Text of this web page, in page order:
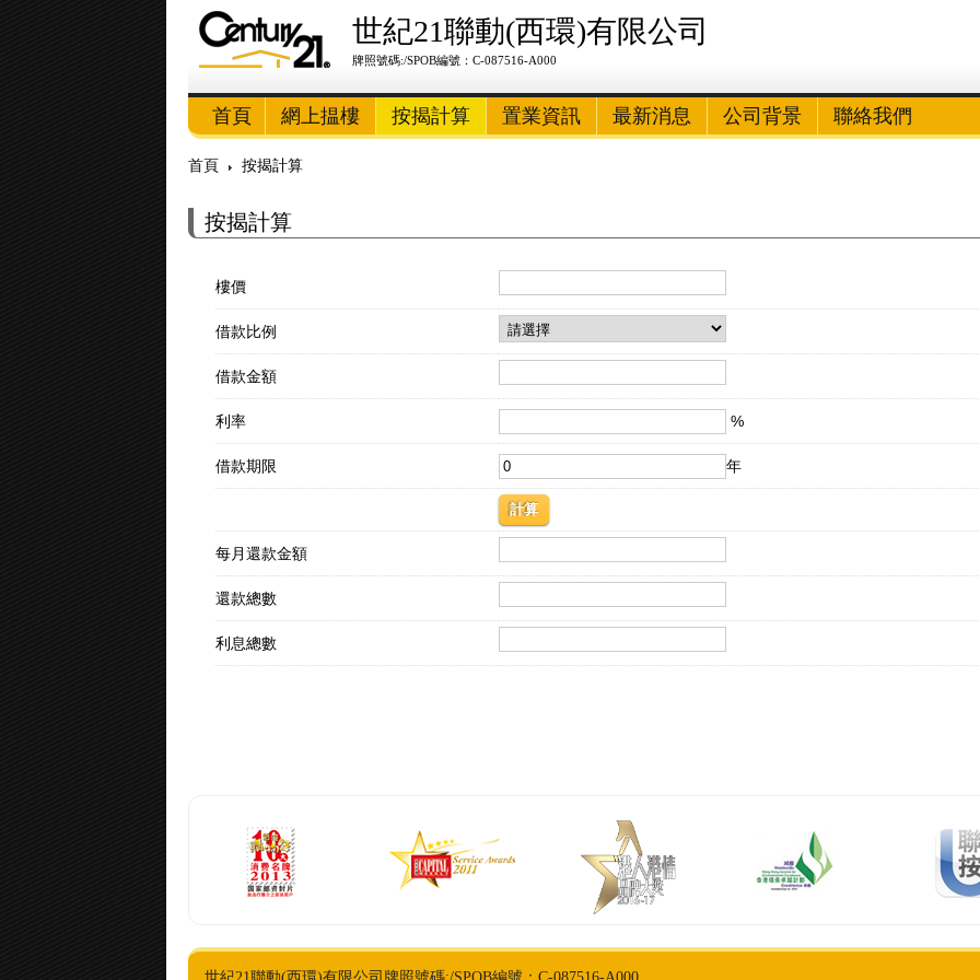
世紀21聯動(西環)有限公司
牌照號碼:/SPOB編號：C-087516-A000
首頁 網上揾樓 按揭計算 置業資訊 最新消息 公司背景 聯絡我們
首頁 按揭計算
按揭計算
樓價
借款比例
借款金額
利率 %
借款期限 年
計算
每月還款金額
還款總數
利息總數